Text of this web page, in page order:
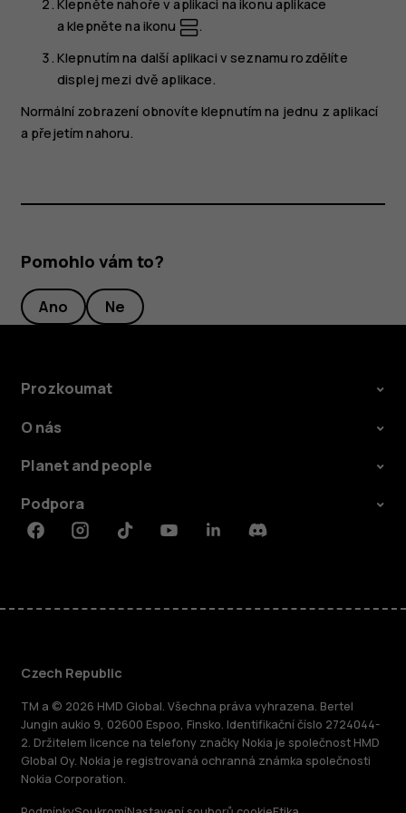
Klepněte nahoře v aplikaci na ikonu aplikace
a klepněte na ikonu
.
Klepnutím na další aplikaci v seznamu rozdělíte
displej mezi dvě aplikace.
Normální zobrazení obnovíte klepnutím na jednu z aplikací
a přejetím nahoru.
Pomohlo vám to?
Ano Ne
Prozkoumat
O nás
Planet and people
Podpora
FacebookInstagramTiktokYoutubeLinkedinDiscord
Czech Republic
TM a © 2026 HMD Global. Všechna práva vyhrazena. Bertel
Jungin aukio 9, 02600 Espoo, Finsko. Identifikační číslo 2724044-
2. Držitelem licence na telefony značky Nokia je společnost HMD
Global Oy. Nokia je registrovaná ochranná známka společnosti
Nokia Corporation.